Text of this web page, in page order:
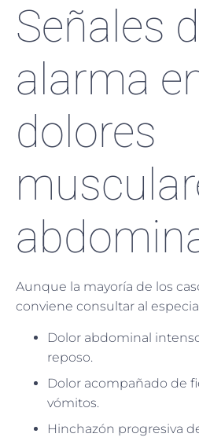
Señales
alarma
dolores
Aunque la mayoría de los
conviene consultar al
Dolor abdominal
reposo.
Dolor acompañado de
vómitos.
Hinchazón progresiva